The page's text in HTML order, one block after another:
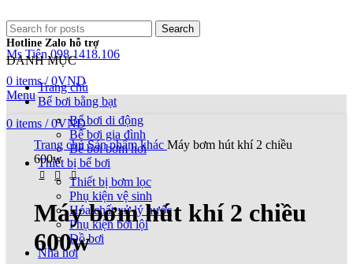
Search
Hotline Zalo hỗ trợ
Ms Tiên 098.1418.106
0 items / 0VND
Menu
0 items / 0VND
DANH MỤC
Trang chủ
Bể bơi bằng bạt
Bể bơi di động
Bể bơi gia đình
Bể bơi bơm hơi
Thiết bị bể bơi
Thiết bị bơm lọc
Phụ kiện vệ sinh
Hóa chất xử lý nước
Phụ kiện bơi lội
Đồ bơi
Nhà hơi
Trang chủSản phẩm khác Máy bơm hút khí 2 chiều
600w
Máy bơm hút khí 2 chiều
600w